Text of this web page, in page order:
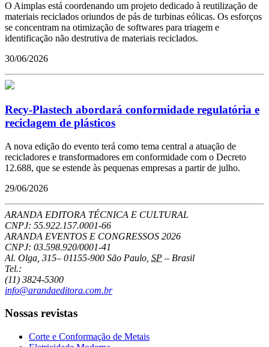
O Aimplas está coordenando um projeto dedicado à reutilização de
materiais reciclados oriundos de pás de turbinas eólicas. Os esforços
se concentram na otimização de softwares para triagem e
identificação não destrutiva de materiais reciclados.
30/06/2026
Recy-Plastech abordará conformidade regulatória e
reciclagem de plásticos
A nova edição do evento terá como tema central a atuação de
recicladores e transformadores em conformidade com o Decreto
12.688, que se estende às pequenas empresas a partir de julho.
29/06/2026
ARANDA EDITORA TÉCNICA E CULTURAL
CNPJ: 55.922.157.0001-66
ARANDA EVENTOS E CONGRESSOS 2026
CNPJ: 03.598.920/0001-41
Al. Olga, 315– 01155-900 São Paulo SP – Brasil
Tel.:
(11) 3824-5300
info@arandaeditora.com.br
Nossas revistas
Corte e Conformação de Metais